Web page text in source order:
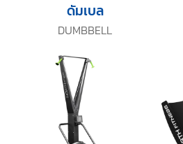
DUMBBELL
ดัมเบล